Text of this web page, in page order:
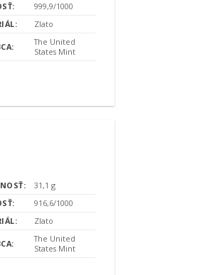
999,9/1000
Zlato
The United
States Mint
31,1 g
916,6/1000
Zlato
The United
States Mint